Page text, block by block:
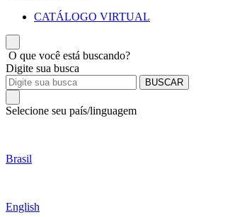
CATÁLOGO VIRTUAL
O que você está buscando?
Digite sua busca
BUSCAR
Selecione seu país/linguagem
Brasil
English